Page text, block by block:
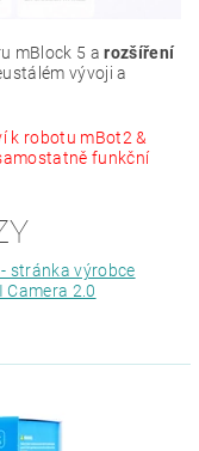
mBlock 5 arozšíření
vývoji a
k robotu mBot2 &
funkční
stránka výrobce
Camera 2.0